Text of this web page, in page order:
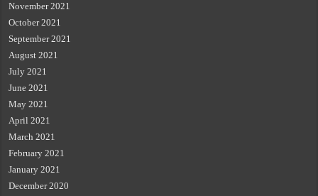
November 2021
October 2021
September 2021
August 2021
July 2021
June 2021
May 2021
April 2021
March 2021
February 2021
January 2021
December 2020